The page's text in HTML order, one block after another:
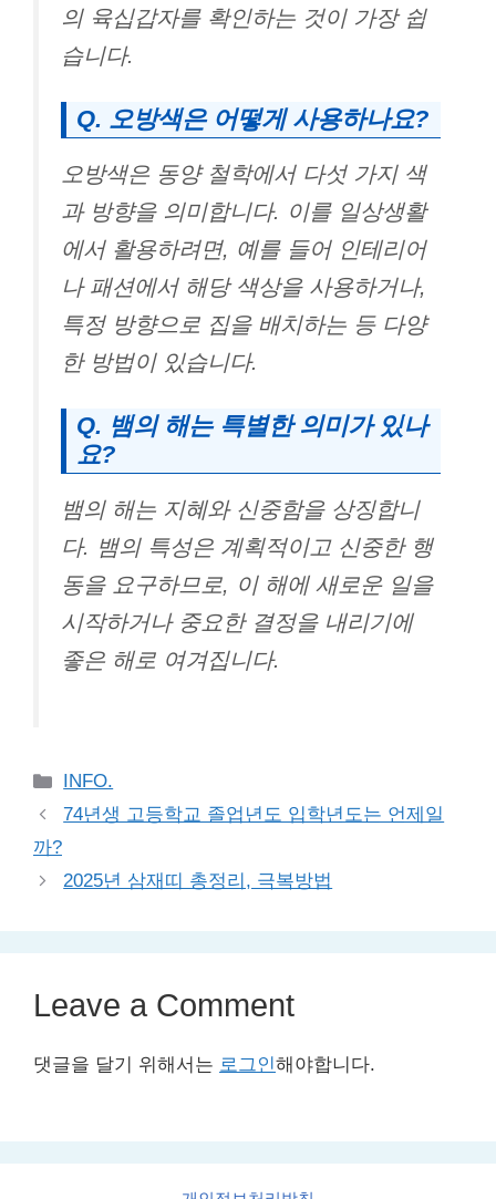
의 육십갑자를 확인하는 것이 가장 쉽
습니다.
Q. 오방색은 어떻게 사용하나요?
오방색은 동양 철학에서 다섯 가지 색
과 방향을 의미합니다. 이를 일상생활
에서 활용하려면, 예를 들어 인테리어
나 패션에서 해당 색상을 사용하거나,
특정 방향으로 집을 배치하는 등 다양
한 방법이 있습니다.
Q. 뱀의 해는 특별한 의미가 있나
요?
뱀의 해는 지혜와 신중함을 상징합니
다. 뱀의 특성은 계획적이고 신중한 행
동을 요구하므로, 이 해에 새로운 일을
시작하거나 중요한 결정을 내리기에
좋은 해로 여겨집니다.
Categories
INFO.
74년생 고등학교 졸업년도 입학년도는 언제일
까?
2025년 삼재띠 총정리, 극복방법
Leave a Comment
댓글을 달기 위해서는 로그인해야합니다.